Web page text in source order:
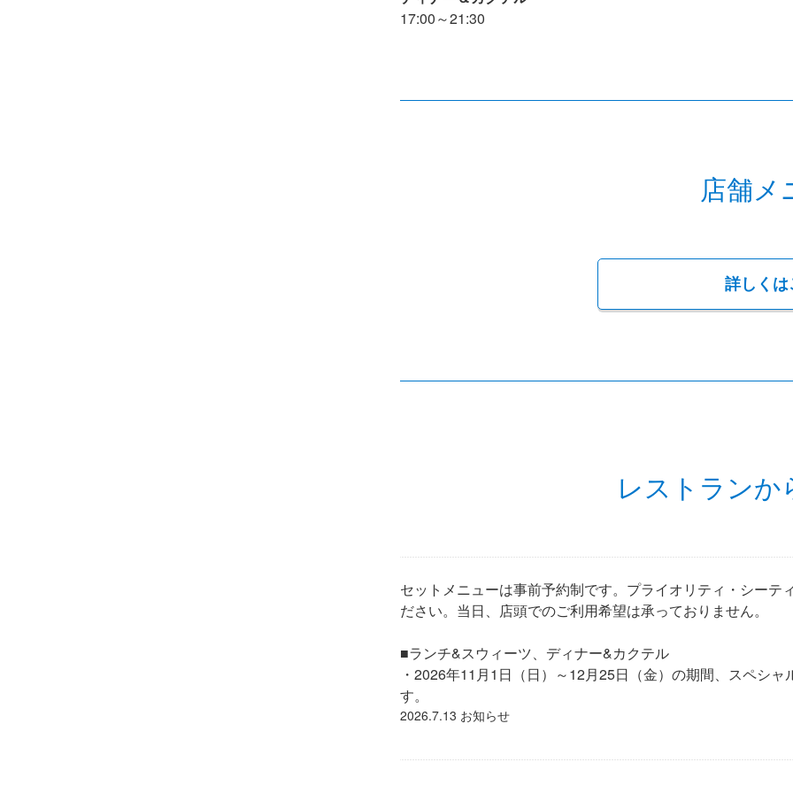
17:00～21:30
店舗メ
詳しくは
レストランか
セットメニューは事前予約制です。プライオリティ・シーテ
ださい。当日、店頭でのご利用希望は承っておりません。
■ランチ&スウィーツ、ディナー&カクテル
・2026年11月1日（日）～12月25日（金）の期間、スペシ
す。
2026.7.13 お知らせ